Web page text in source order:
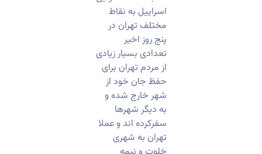
اسراییل به نقاط
مختلف تهران در
پنج روز اخیر
تعدادی بسیار زیادی
از مردم تهران برای
حفظ جان خود از
شهر خارج شده و
به دیگر شهرها
سفرکرده اند و عملا
تهران به شهری